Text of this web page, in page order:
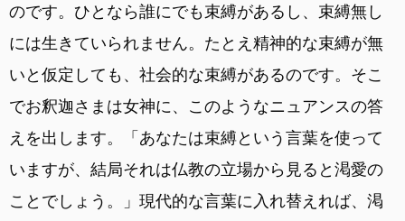
のです。ひとなら誰にでも束縛があるし、束縛無し
には生きていられません。たとえ精神的な束縛が無
いと仮定しても、社会的な束縛があるのです。そこ
でお釈迦さまは女神に、このようなニュアンスの答
えを出します。「あなたは束縛という言葉を使って
いますが、結局それは仏教の立場から見ると渇愛の
ことでしょう。」現代的な言葉に入れ替えれば、渇